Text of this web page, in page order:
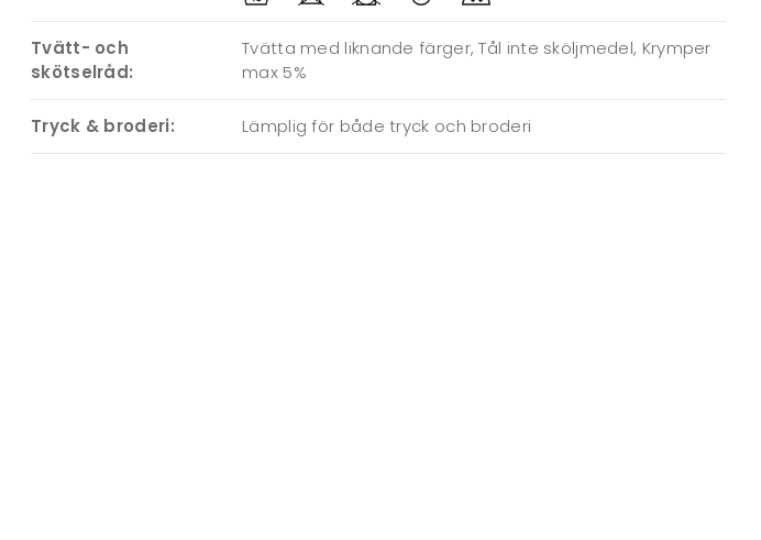
Tvätt- och
skötselråd:
Tvätta med liknande färger, Tål inte sköljmedel, Krymper
max 5%
Tryck & broderi: Lämplig för både tryck och broderi